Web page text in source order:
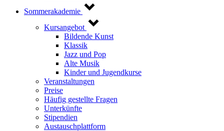
Sommerakademie
Kursangebot
Bildende Kunst
Klassik
Jazz und Pop
Alte Musik
Kinder und Jugendkurse
Veranstaltungen
Preise
Häufig gestellte Fragen
Unterkünfte
Stipendien
Austauschplattform